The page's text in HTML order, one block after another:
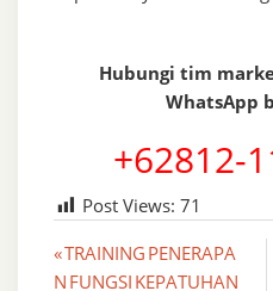
Hubungi tim
WhatsApp
+62812-
Post Views: 71
Post
« TRAINING PENERAPA
N FUNGSI KEPATUHAN